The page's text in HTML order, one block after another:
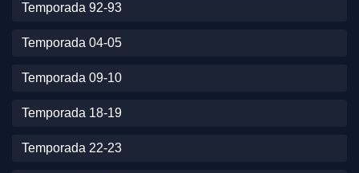
Temporada 92-93
Temporada 04-05
Temporada 09-10
Temporada 18-19
Temporada 22-23